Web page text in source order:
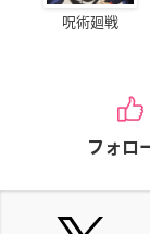
呪術廻戦
フォロ